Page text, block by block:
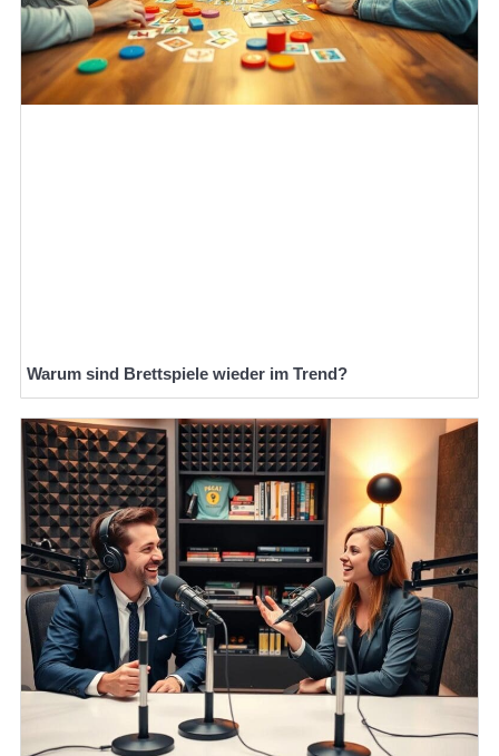
Warum sind Brettspiele wieder im Trend?